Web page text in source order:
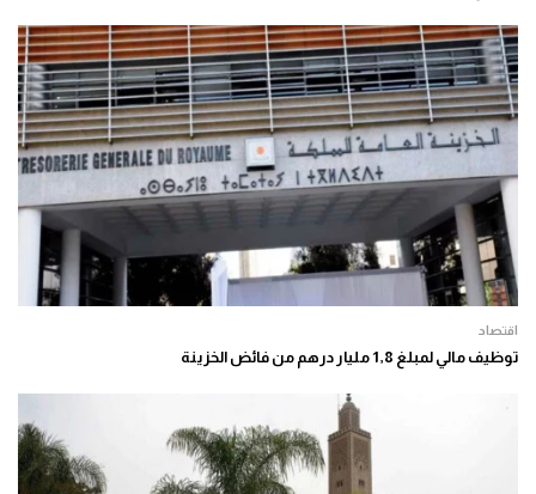
اقتصاد
توظيف مالي لمبلغ 1,8 مليار درهم من فائض الخزينة